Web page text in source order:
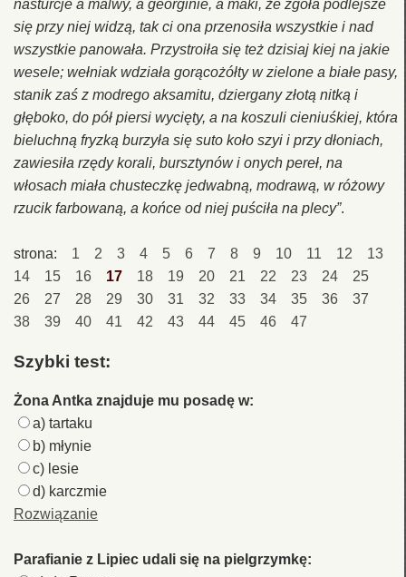
nasturcje a malwy, a georginie, a maki, że zgoła podlejsze
się przy niej widzą, tak ci ona przenosiła wszystkie i nad
wszystkie panowała. Przystroiła się też dzisiaj kiej na jakie
wesele; wełniak wdziała gorącożółty w zielone a białe pasy,
stanik zaś z modrego aksamitu, dziergany złotą nitką i
głęboko, do pół piersi wycięty, a na koszuli cieniuśkiej, która
bieluchną fryzką burzyła się suto koło szyi i przy dłoniach,
zawiesiła rzędy korali, bursztynów i onych pereł, na
włosach miała chusteczkę jedwabną, modrawą, w różowy
rzucik farbowaną, a końce od niej puściła na plecy”.
strona: 1 2 3 4 5 6 7 8 9 10 11 12
13
14
15 16 17 18 19 20 21 22 23 24
25
26
27 28 29 30 31 32 33 34 35 36
37
38
39 40 41 42 43 44 45 46 47
Szybki test:
Żona Antka znajduje mu posadę w:
a) tartaku
b) młynie
c) lesie
d) karczmie
Rozwiązanie
Parafianie z Lipiec udali się na pielgrzymkę: